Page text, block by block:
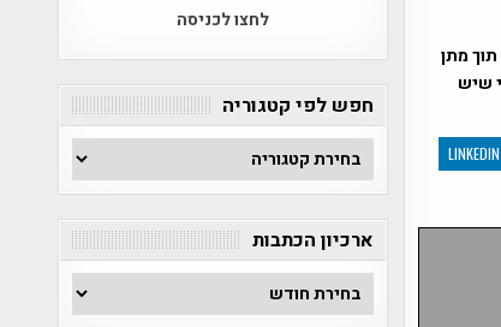
מתן
שיש
LINKEDIN
לחצו לכניסה
חפש לפי קטגוריה
חפש
לפי
קטגוריה
ארכיון הכתבות
ארכיון
הכתבות